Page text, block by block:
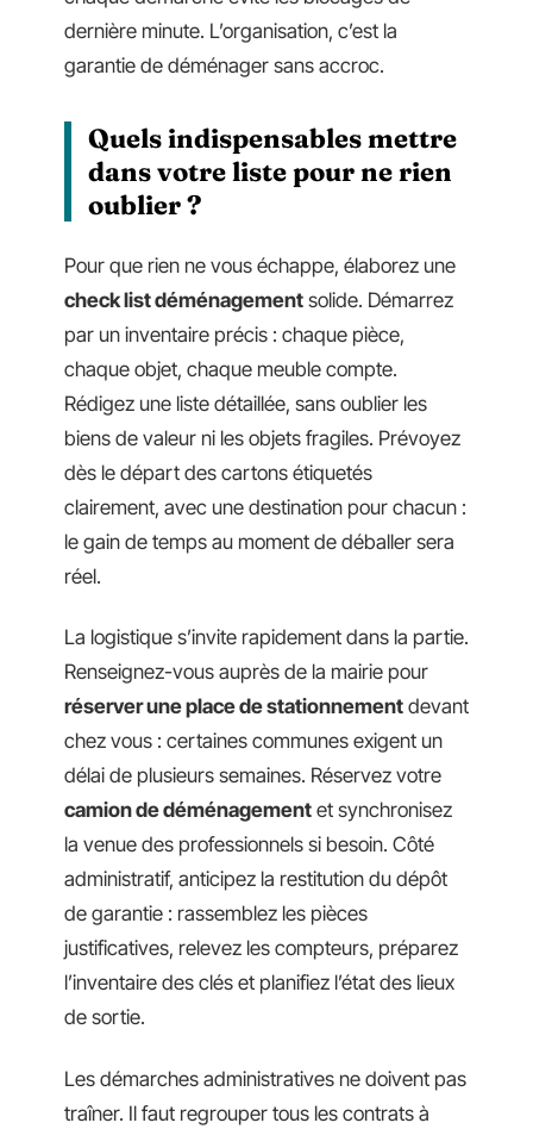
dernière minute. L’organisation, c’est la
garantie de déménager sans accroc.
Quels indispensables mettre
dans votre liste pour ne rien
oublier ?
Pour que rien ne vous échappe, élaborez une
check list déménagement solide. Démarrez
par un inventaire précis : chaque pièce,
chaque objet, chaque meuble compte.
Rédigez une liste détaillée, sans oublier les
biens de valeur ni les objets fragiles. Prévoyez
dès le départ des cartons étiquetés
clairement, avec une destination pour chacun :
le gain de temps au moment de déballer sera
réel.
La logistique s’invite rapidement dans la partie.
Renseignez-vous auprès de la mairie pour
réserver une place de stationnement devant
chez vous : certaines communes exigent un
délai de plusieurs semaines. Réservez votre
camion de déménagement et synchronisez
la venue des professionnels si besoin. Côté
administratif, anticipez la restitution du dépôt
de garantie : rassemblez les pièces
justificatives, relevez les compteurs, préparez
l’inventaire des clés et planifiez l’état des lieux
de sortie.
Les démarches administratives ne doivent pas
traîner. Il faut regrouper tous les contrats à